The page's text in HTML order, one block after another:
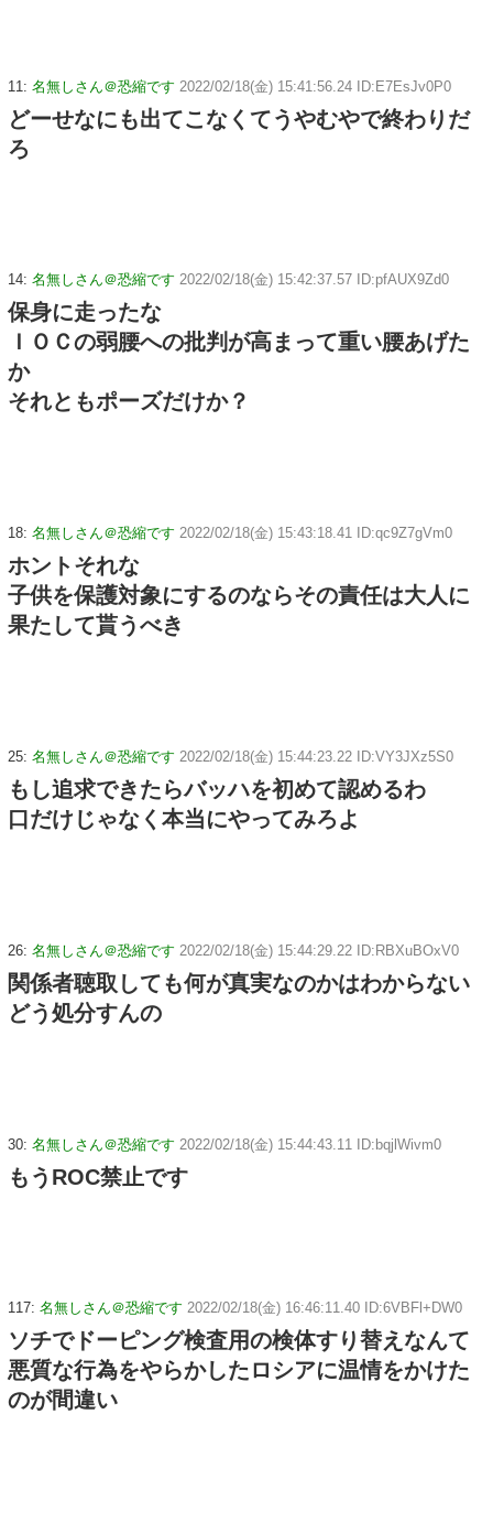
11: 名無しさん＠恐縮です 2022/02/18(金) 15:41:56.24 ID:E7EsJv0P0
どーせなにも出てこなくてうやむやで終わりだ
ろ
14: 名無しさん＠恐縮です 2022/02/18(金) 15:42:37.57 ID:pfAUX9Zd0
保身に走ったな
ＩＯＣの弱腰への批判が高まって重い腰あげた
か
それともポーズだけか？
18: 名無しさん＠恐縮です 2022/02/18(金) 15:43:18.41 ID:qc9Z7gVm0
ホントそれな
子供を保護対象にするのならその責任は大人に
果たして貰うべき
25: 名無しさん＠恐縮です 2022/02/18(金) 15:44:23.22 ID:VY3JXz5S0
もし追求できたらバッハを初めて認めるわ
口だけじゃなく本当にやってみろよ
26: 名無しさん＠恐縮です 2022/02/18(金) 15:44:29.22 ID:RBXuBOxV0
関係者聴取しても何が真実なのかはわからない
どう処分すんの
30: 名無しさん＠恐縮です 2022/02/18(金) 15:44:43.11 ID:bqjlWivm0
もうROC禁止です
117: 名無しさん＠恐縮です 2022/02/18(金) 16:46:11.40 ID:6VBFl+DW0
ソチでドーピング検査用の検体すり替えなんて
悪質な行為をやらかしたロシアに温情をかけた
のが間違い